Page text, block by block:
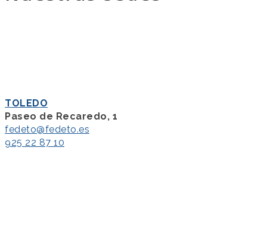
TOLEDO
Paseo de Recaredo, 1
fedeto@fedeto.es
925 22 87 10